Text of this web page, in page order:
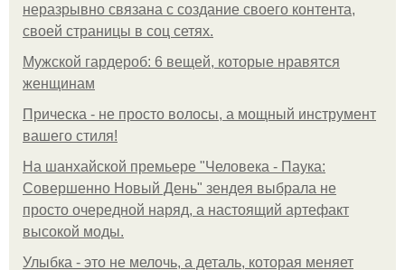
неразрывно связана с создание своего контента,
своей страницы в соц сетях.
Мужской гардероб: 6 вещей, которые нравятся
женщинам
Прическа - не просто волосы, а мощный инструмент
вашего стиля!
На шанхайской премьере "Человека - Паука:
Совершенно Новый День" зендея выбрала не
просто очередной наряд, а настоящий артефакт
высокой моды.
Улыбка - это не мелочь, а деталь, которая меняет